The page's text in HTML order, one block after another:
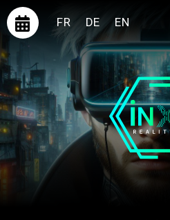
FR DE EN